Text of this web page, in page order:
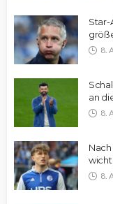
Star-
8.
an
8.
8.